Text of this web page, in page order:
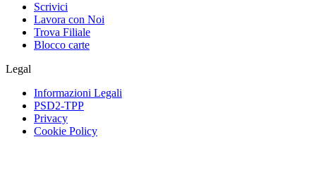
Scrivici
Lavora con Noi
Trova Filiale
Blocco carte
Legal
Informazioni Legali
PSD2-TPP
Privacy
Cookie Policy